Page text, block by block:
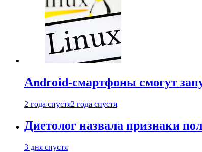
Android-смартфоны смогут
2 года спустя2 года спустя
Диетолог назвала признаки
3 дня спустя